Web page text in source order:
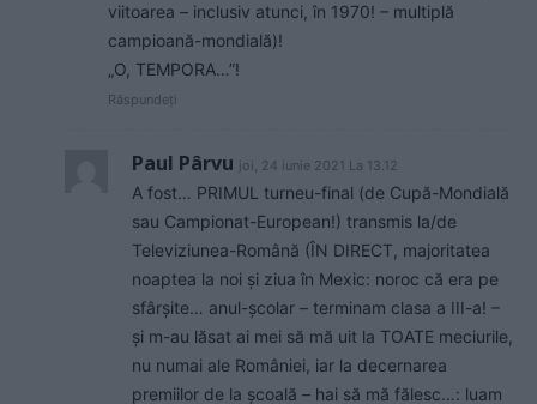
viitoarea – inclusiv atunci, în 1970! – multiplă
campioană-mondială)!
„O, TEMPORA…”!
Răspundeți
Paul Pârvu joi, 24 iunie 2021 La 13.12
A fost… PRIMUL turneu-final (de Cupă-Mondială
sau Campionat-European!) transmis la/de
Televiziunea-Română (ÎN DIRECT, majoritatea
noaptea la noi și ziua în Mexic: noroc că era pe
sfârșite… anul-școlar – terminam clasa a III-a! –
și m-au lăsat ai mei să mă uit la TOATE meciurile,
nu numai ale României, iar la decernarea
premiilor de la școală – hai să mă fălesc…: luam